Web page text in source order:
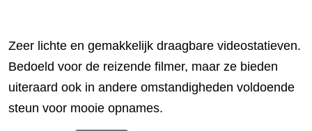
Zeer lichte en gemakkelijk draagbare videostatieven.
Bedoeld voor de reizende filmer, maar ze bieden
uiteraard ook in andere omstandigheden voldoende
steun voor mooie opnames.